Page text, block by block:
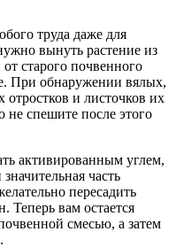
труда даже для
вынуть растение из
старого почвенного
При обнаружении вялых,
и листочков их
не спешите после этого
активированным углем,
часть
пересадить
Теперь вам остается
смесью, а затем